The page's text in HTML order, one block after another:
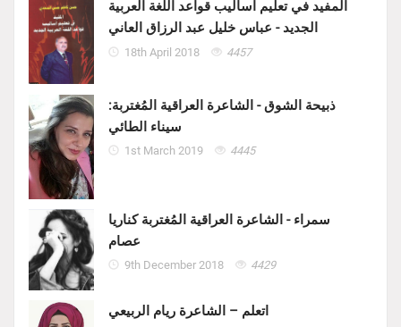
المفيد في تعليم اساليب قواعد اللغة العربية
الجديد - عباس خليل عبد الرزاق العاني
18th April 2018 4457
ذبيحة الشوق - الشاعرة العراقية المُغتربة:
سيناء الطائي
1st March 2019 4445
سمراء - الشاعرة العراقية المُغتربة كناريا
عصام
9th December 2018 4429
اتعلم – الشاعرة ريام الربيعي